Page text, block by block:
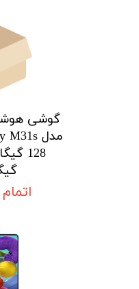
گوشی